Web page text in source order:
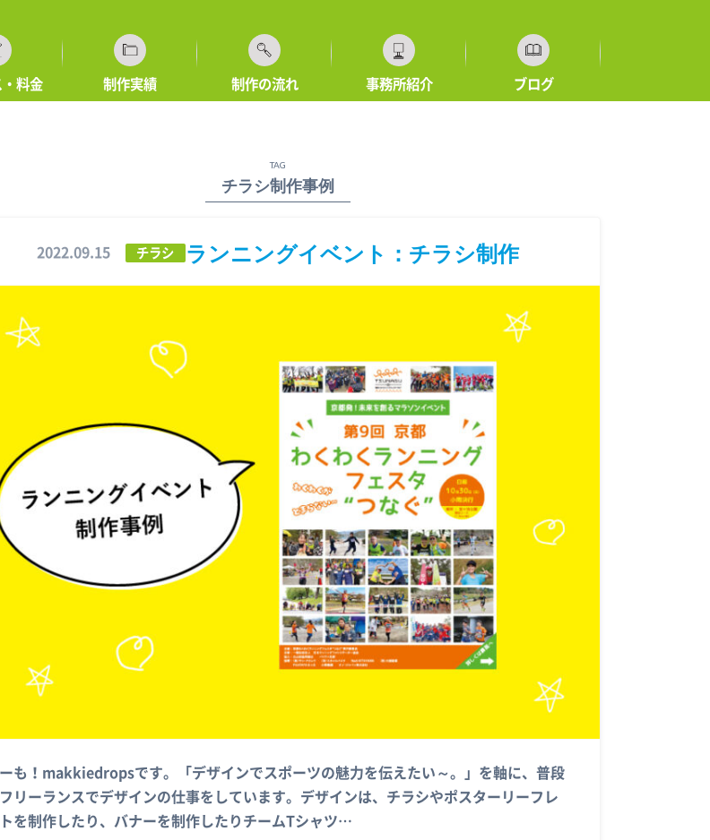
料金 制作実績 制作の流れ 事務所紹介 ブログ
TAG
チラシ制作事例
2022.09.15 チラシ ランニングイベント：チラシ制作
も！makkiedropsです。「デザインでスポーツの魅力を伝えたい～。」を軸に、普段
リーランスでデザインの仕事をしています。デザインは、チラシやポスターリーフレ
を制作したり、バナーを制作したりチームTシャツ…